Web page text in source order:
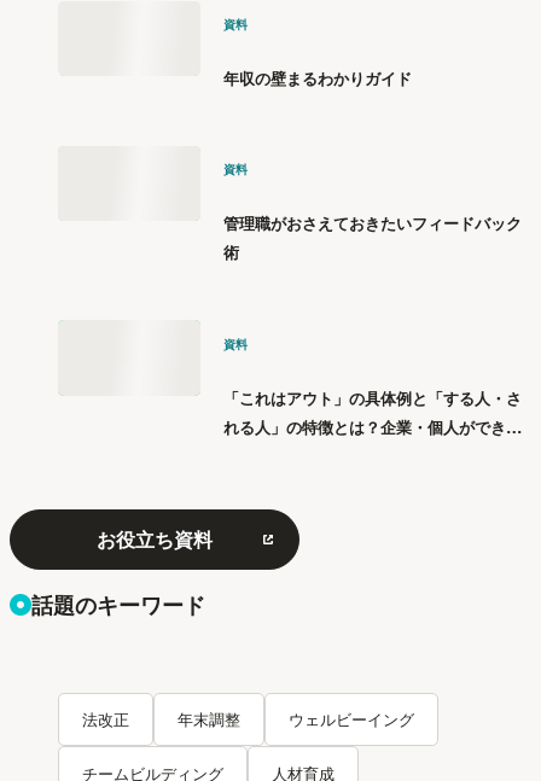
資料
年収の壁まるわかりガイド
資料
管理職がおさえておきたいフィードバック
術
資料
「これはアウト」の具体例と「する人・さ
れる人」の特徴とは？企業・個人ができる
お役立ち資料
話題のキーワード
法改正 年末調整 ウェルビーイング
チームビルディング 人材育成